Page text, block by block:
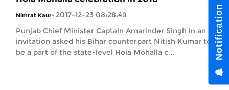
Nimrat Kaur- 2017-12-23 08:28:49
Punjab Chief Minister Captain Amarinder Singh in an
invitation asked his Bihar counterpart Nitish Kumar to
be a part of the state-level Hola Mohalla c...